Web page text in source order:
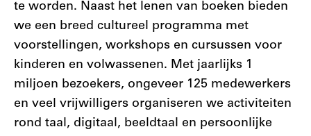
te worden. Naast het lenen van boeken bieden
we een breed cultureel programma met
voorstellingen, workshops en cursussen voor
kinderen en volwassenen. Met jaarlijks 1
miljoen bezoekers, ongeveer 125 medewerkers
en veel vrijwilligers organiseren we activiteiten
rond taal, digitaal, beeldtaal en persoonlijke